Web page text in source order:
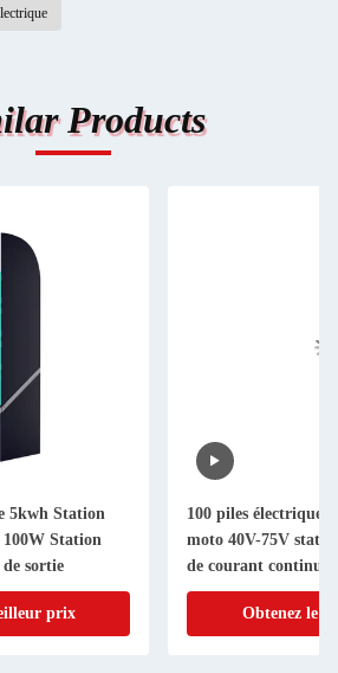
Products
5kwh Station
100W Station
sortie
prix
100 piles électriques
moto 40V-75V
de courant continu
Obtenez le